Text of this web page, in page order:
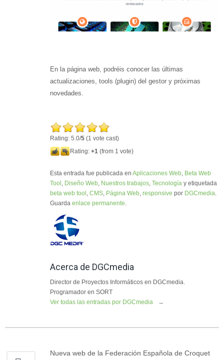
En la página web, podréis conocer las últimas
actualizaciones, tools (plugin) del gestor y próximas
novedades.
Rating: 5.0/5 (1 vote cast)
Rating: +1 (from 1 vote)
Esta entrada fue publicada en Aplicaciones Web Beta Web
Tool Diseño Web Nuestros trabajos Tecnología y etiquetada
beta web tool CMS Página Web responsive por DGCmedia
Guarda enlace permanente
Acerca de DGCmedia
Director de Proyectos Informáticos en DGCmedia.
Programador en SORT
Ver todas las entradas por DGCmedia
→
Nueva web de la Federación Española de Croquet